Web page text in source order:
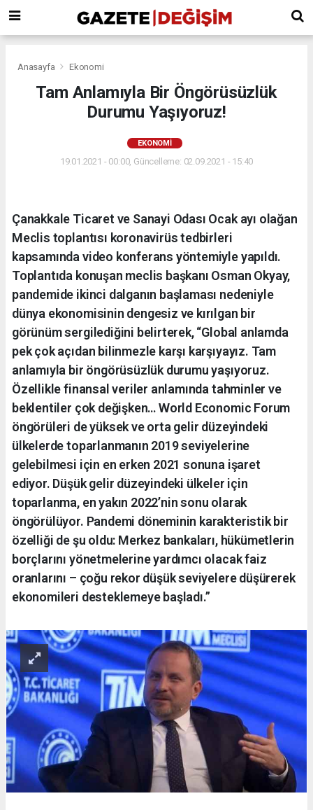
Anasayfa Ekonomi
Tam Anlamıyla Bir Öngörüsüzlük
Durumu Yaşıyoruz!
EKONOMI
19.01.2021 - 00:00, Güncelleme: 02.09.2021 - 15:40
Çanakkale Ticaret ve Sanayi Odası Ocak ayı olağan
Meclis toplantısı koronavirüs tedbirleri
kapsamında video konferans yöntemiyle yapıldı.
Toplantıda konuşan meclis başkanı Osman Okyay,
pandemide ikinci dalganın başlaması nedeniyle
dünya ekonomisinin dengesiz ve kırılgan bir
görünüm sergilediğini belirterek, “Global anlamda
pek çok açıdan bilinmezle karşı karşıyayız. Tam
anlamıyla bir öngörüsüzlük durumu yaşıyoruz.
Özellikle finansal veriler anlamında tahminler ve
beklentiler çok değişken… World Economic Forum
öngörüleri de yüksek ve orta gelir düzeyindeki
ülkelerde toparlanmanın 2019 seviyelerine
gelebilmesi için en erken 2021 sonuna işaret
ediyor. Düşük gelir düzeyindeki ülkeler için
toparlanma, en yakın 2022’nin sonu olarak
öngörülüyor. Pandemi döneminin karakteristik bir
özelliği de şu oldu: Merkez bankaları, hükümetlerin
borçlarını yönetmelerine yardımcı olacak faiz
oranlarını – çoğu rekor düşük seviyelere düşürerek
ekonomileri desteklemeye başladı.”